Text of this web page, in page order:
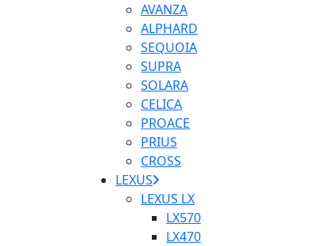
AVANZA
ALPHARD
SEQUOIA
SUPRA
SOLARA
CELICA
PROACE
PRIUS
CROSS
LEXUS
LEXUS LX
LX570
LX470